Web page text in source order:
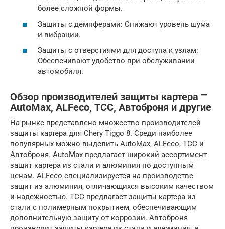
более сложной формы.
Защиты с демпферами: Снижают уровень шума
и вибрации.
Защиты с отверстиями для доступа к узлам:
Обеспечивают удобство при обслуживании
автомобиля.
Обзор производителей защиты картера ⎻
AutoMax, ALFeco, ТСС, Автоброня и другие
На рынке представлено множество производителей
защиты картера для Chery Tiggo 8. Среди наиболее
популярных можно выделить AutoMax, ALFeco, ТСС и
Автоброня. AutoMax предлагает широкий ассортимент
защит картера из стали и алюминия по доступным
ценам. ALFeco специализируется на производстве
защит из алюминия, отличающихся высоким качеством
и надежностью. ТСС предлагает защиты картера из
стали с полимерным покрытием, обеспечивающим
дополнительную защиту от коррозии. Автоброня